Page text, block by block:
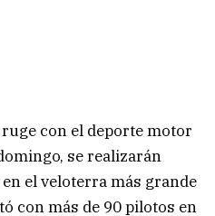
ruge con el deporte motor
se realizarán
el veloterra más grande
con más de 90 pilotos en